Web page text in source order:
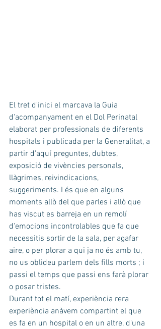
El tret d'inici el marcava la Guia
d'acompanyament en el Dol Perinatal
elaborat per professionals de diferents
hospitals i publicada per la Generalitat, a
partir d'aquí preguntes, dubtes,
exposició de vivències personals,
llàgrimes, reivindicacions,
suggeriments. I és que en alguns
moments allò del que parles i allò que
has viscut es barreja en un remolí
d'emocions incontrolables que fa que
necessitis sortir de la sala, per agafar
aire, o per plorar a qui ja no és amb tu,
no us oblideu parlem dels fills morts ; i
passi el temps que passi ens farà plorar
o posar tristes.
Durant tot el matí, experiència rera
experiència anàvem compartint el que
es fa en un hospital o en un altre, d'una